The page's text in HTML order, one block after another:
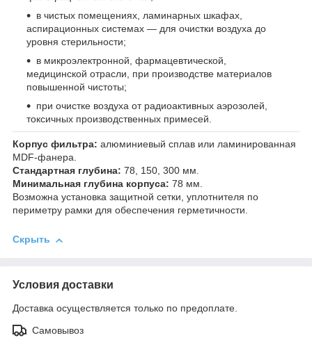
в чистых помещениях, ламинарных шкафах,
аспирационных системах — для очистки воздуха до
уровня стерильности;
в микроэлектронной, фармацевтической,
медицинской отрасли, при производстве материалов
повышенной чистоты;
при очистке воздуха от радиоактивных аэрозолей,
токсичных производственных примесей.
Корпус фильтра: алюминиевый сплав или ламинированная
MDF-фанера.
Стандартная глубина: 78, 150, 300 мм.
Минимальная глубина корпуса: 78 мм.
Возможна установка защитной сетки, уплотнителя по
периметру рамки для обеспечения герметичности.
Скрыть
Условия доставки
Доставка осуществляется только по предоплате.
Самовывоз